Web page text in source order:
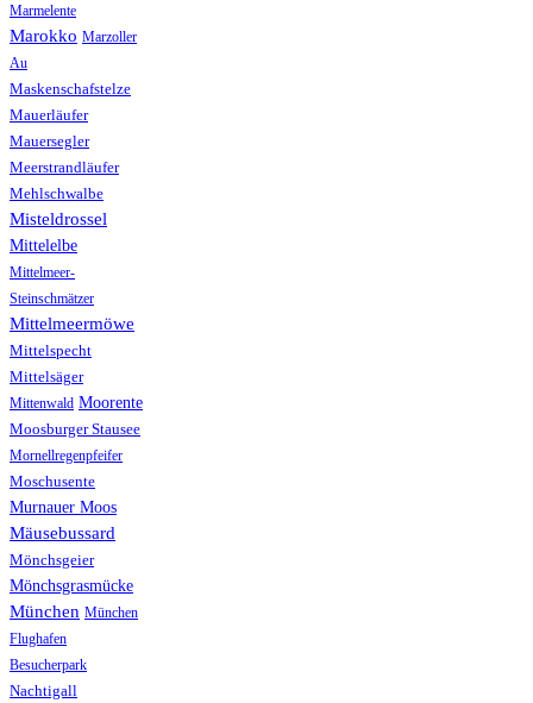
Marmelente
Marokko Marzoller
Au
Maskenschafstelze
Mauerläufer
Mauersegler
Meerstrandläufer
Mehlschwalbe
Misteldrossel
Mittelelbe
Mittelmeer-
Steinschmätzer
Mittelmeermöwe
Mittelspecht
Mittelsäger
Mittenwald Moorente
Moosburger Stausee
Mornellregenpfeifer
Moschusente
Murnauer Moos
Mäusebussard
Mönchsgeier
Mönchsgrasmücke
München München
Flughafen
Besucherpark
Nachtigall